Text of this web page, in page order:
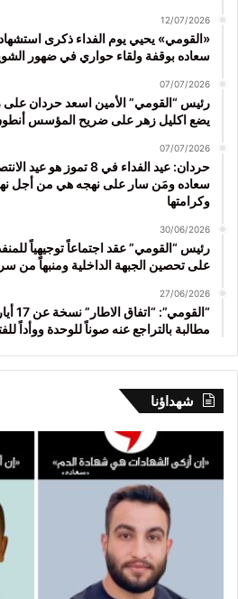
12/07/2026
«القومي» يحيي يوم الفداء ذكرى
سعاده بوقفة ولقاء حواري في ضهور
07/07/2026
رئيس “القومي” الأمين اسعد حردان
يضع اكليل زهر على ضريح المؤسس
07/07/2026
حردان: عيد الفداء في 8
سعاده ومَن سار على نهجه هي من أجل
وكرامتها
30/06/2026
رئيس “القومي” عقد اجتماعاً توجيهياً
على تحصين الجبهة الداخلية ومنبهاً من
27/06/2026
مطالبة بالتراجع عنه صوناً للوحدة ووأداً
شهداؤنا